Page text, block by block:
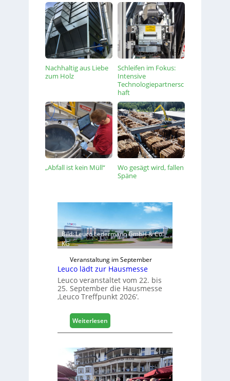
Nachhaltig aus Liebe
zum Holz
Schleifen im Fokus:
Intensive
Technologiepartnersc
haft
„Abfall ist kein Müll“
Wo gesägt wird, fallen
Späne
Bild: Leuco Ledermann GmbH & Co.
KG
Veranstaltung im September
Leuco lädt zur Hausmesse
Leuco veranstaltet vom 22. bis
25. September die Hausmesse
‚Leuco Treffpunkt 2026‘.
Weiterlesen:
L
u
c
o
l